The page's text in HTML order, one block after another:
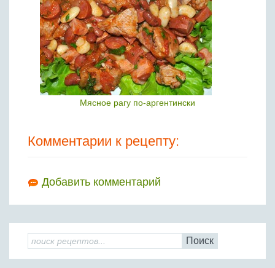
Мясное рагу по-аргентински
Комментарии к рецепту:
Добавить комментарий
Поиск